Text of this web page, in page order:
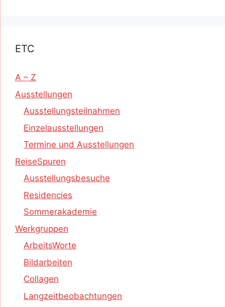
ETC
A – Z
Ausstellungen
Ausstellungsteilnahmen
Einzelausstellungen
Termine und Ausstellungen
ReiseSpuren
Ausstellungsbesuche
Residencies
Sommerakademie
Werkgruppen
ArbeitsWorte
Bildarbeiten
Collagen
Langzeitbeobachtungen